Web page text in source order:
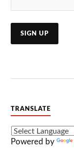
TRANSLATE
Powered by